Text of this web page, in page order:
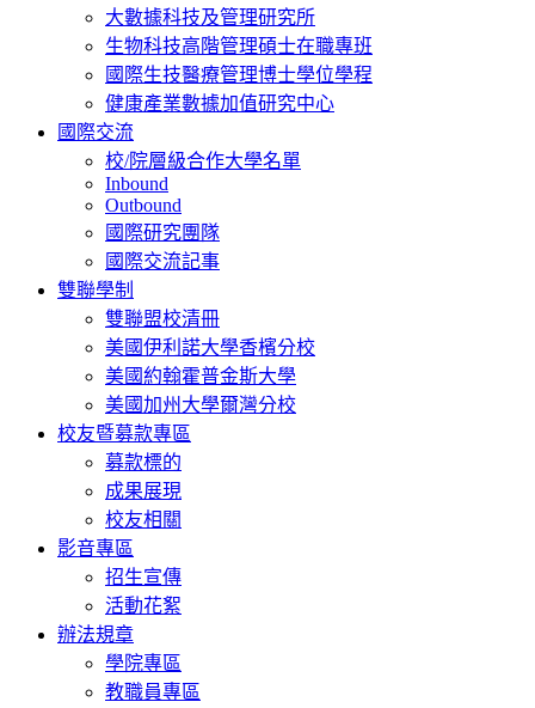
大數據科技及管理研究所
生物科技高階管理碩士在職專班
國際生技醫療管理博士學位學程
健康產業數據加值研究中心
國際交流
校/院層級合作大學名單
Inbound
Outbound
國際研究團隊
國際交流記事
雙聯學制
雙聯盟校清冊
美國伊利諾大學香檳分校
美國約翰霍普金斯大學
美國加州大學爾灣分校
校友暨募款專區
募款標的
成果展現
校友相關
影音專區
招生宣傳
活動花絮
辦法規章
學院專區
教職員專區